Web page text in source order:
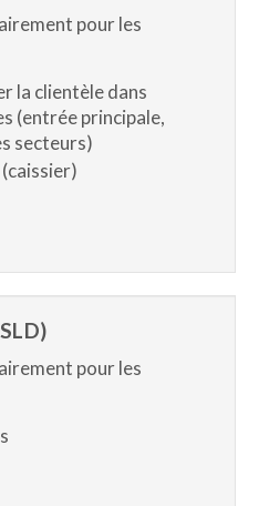
pour les
la clientèle dans
(entrée principale,
secteurs)
pour les